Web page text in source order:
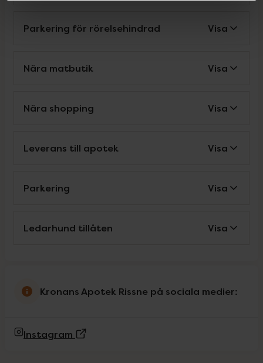
Parkering för rörelsehindrad Visa
Nära matbutik Visa
Nära shopping Visa
Leverans till apotek Visa
Parkering Visa
Ledarhund tillåten Visa
Kronans Apotek Rissne på sociala medier:
Instagram